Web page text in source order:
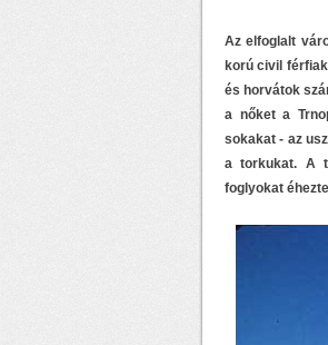
Az elfoglalt
korú civil
és horvátok
a nőket a
sokakat - az
a torkukat. A
foglyokat